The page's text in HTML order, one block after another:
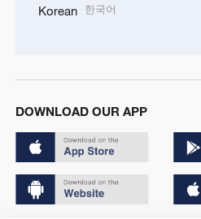
Korean 한국어
DOWNLOAD OUR APP